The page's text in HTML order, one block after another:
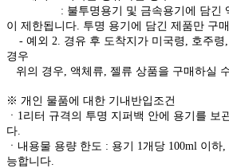
: 불투명용기 및 금속용기에 담긴 액
이 제한됩니다. 투명 용기에 담긴 제품만 구
- 예외 2. 경유 후 도착지가 미국령, 호주령,
경우
위의 경우, 액체류, 젤류 상품을 구매하실
※ 개인 물품에 대한 기내반입조건
ㆍ1리터 규격의 투명 지퍼백 안에 용기를 보
다.
ㆍ내용물 용량 한도 : 용기 1개당 100ml 이
능합니다.